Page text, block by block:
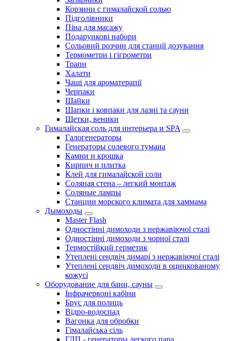
Корзини с гималайской солью
Підголівники
Піна для масажу
Подарункові набори
Сольовий розчин для станції дозування
Термометри і гігрометри
Трапи
Халати
Чаші для ароматерапії
Черпаки
Шайки
Шапки і ковпаки для лазні та сауни
Щетки, веники
Гималайская соль для интерьера и SPA
Галогенераторы
Генераторы солевого тумана
Камни и крошка
Кирпич и плитка
Клей для гималайской соли
Соляная стена – легкий монтаж
Соляные лампы
Станции морского климата для хаммама
Дымоходы
Master Flash
Одностінні димоходи з нержавіючої сталі
Одностінні димоходи з чорної сталі
Термостійкий герметик
Утеплені сендвіч димарі з нержавіючої сталі
Утеплені сендвіч димоходи в оцинкованому
кожусі
Оборудование для бани, сауны
Інфрачервоні кабіни
Брус для полиць
Відро-водоспад
Вагонка для обробки
Гімалайська сіль
ГЛП - генераторы легкого пара